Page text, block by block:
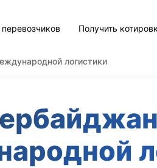
Получить
логистики